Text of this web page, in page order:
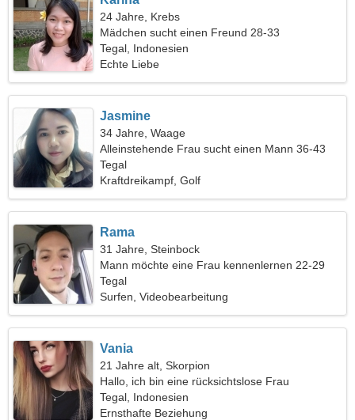
24 Jahre, Krebs
Mädchen sucht einen Freund 28-33
Tegal, Indonesien
Echte Liebe
Jasmine
34 Jahre, Waage
Alleinstehende Frau sucht einen Mann 36-43
Tegal
Kraftdreikampf, Golf
Rama
31 Jahre, Steinbock
Mann möchte eine Frau kennenlernen 22-29
Tegal
Surfen, Videobearbeitung
Vania
21 Jahre alt, Skorpion
Hallo, ich bin eine rücksichtslose Frau
Tegal, Indonesien
Ernsthafte Beziehung